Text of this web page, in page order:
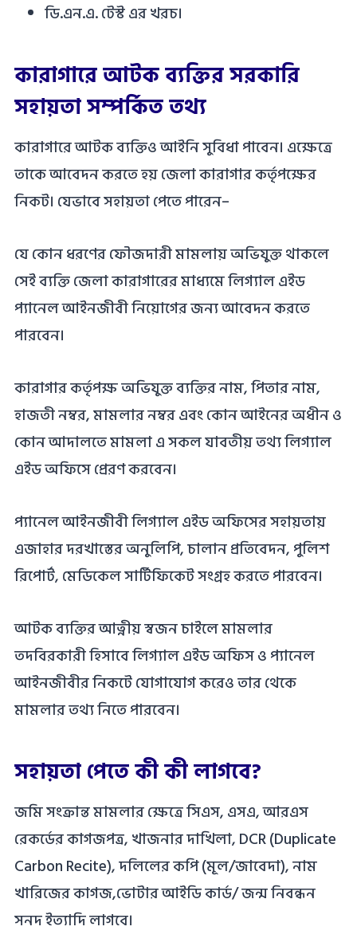
ডি.এন.এ. টেস্ট এর খরচ।
কারাগারে আটক ব্যক্তির সরকারি
সহায়তা সম্পর্কিত তথ্য
কারাগারে আটক ব্যক্তিও আইনি সুবিধা পাবেন। এক্ষেত্রে
তাকে আবেদন করতে হয় জেলা কারাগার কর্তৃপক্ষের
নিকট। যেভাবে সহায়তা পেতে পারেন–
যে কোন ধরণের ফৌজদারী মামলায় অভিযুক্ত থাকলে
সেই ব্যক্তি জেলা কারাগারের মাধ্যমে লিগ্যাল এইড
প্যানেল আইনজীবী নিয়োগের জন্য আবেদন করতে
পারবেন।
কারাগার কর্তৃপক্ষ অভিযুক্ত ব্যক্তির নাম, পিতার নাম,
হাজতী নম্বর, মামলার নম্বর এবং কোন আইনের অধীন ও
কোন আদালতে মামলা এ সকল যাবতীয় তথ্য লিগ্যাল
এইড অফিসে প্রেরণ করবেন।
প্যানেল আইনজীবী লিগ্যাল এইড অফিসের সহায়তায়
এজাহার দরখাস্তের অনুলিপি, চালান প্রতিবেদন, পুলিশ
রিপোর্ট, মেডিকেল সার্টিফিকেট সংগ্রহ করতে পারবেন।
আটক ব্যক্তির আত্নীয় স্বজন চাইলে মামলার
তদবিরকারী হিসাবে লিগ্যাল এইড অফিস ও প্যানেল
আইনজীবীর নিকটে যোগাযোগ করেও তার থেকে
মামলার তথ্য নিতে পারবেন।
সহায়তা পেতে কী কী লাগবে?
জমি সংক্রান্ত মামলার ক্ষেত্রে সিএস, এসএ, আরএস
রেকর্ডের কাগজপত্র, খাজনার দাখিলা, DCR (Duplicate
Carbon Recite), দলিলের কপি (মূল/জাবেদা), নাম
খারিজের কাগজ,ভোটার আইডি কার্ড/ জন্ম নিবন্ধন
সনদ ইত্যাদি লাগবে।